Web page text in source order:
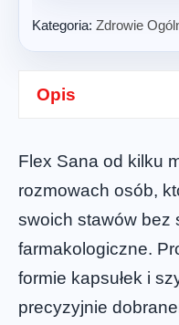
Kategoria: Zdrowie
Opis
Flex Sana od kilku
rozmowach osób,
swoich stawów bez
farmakologiczne.
formie kapsułek i
precyzyjnie